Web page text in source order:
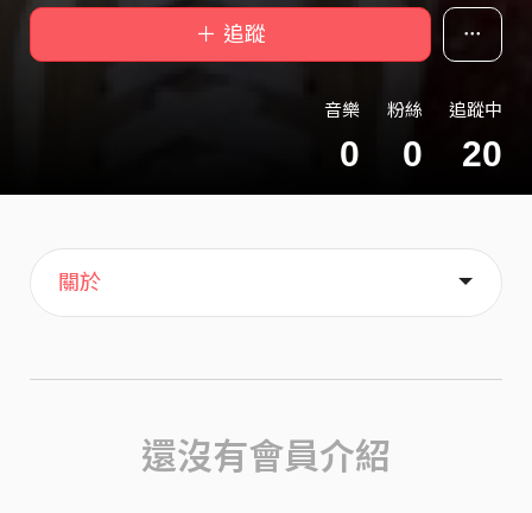
＋ 追蹤
音樂
0
粉絲
0
追蹤中
20
主頁
喜歡
關於
還沒有會員介紹